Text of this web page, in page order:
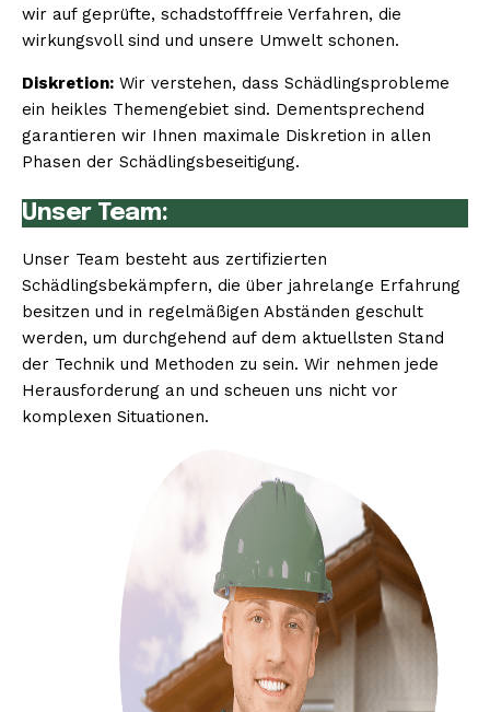
wir auf geprüfte, schadstofffreie Verfahren, die
wirkungsvoll sind und unsere Umwelt schonen.
Diskretion: Wir verstehen, dass Schädlingsprobleme
ein heikles Themengebiet sind. Dementsprechend
garantieren wir Ihnen maximale Diskretion in allen
Phasen der Schädlingsbeseitigung.
Unser Team:
Unser Team besteht aus zertifizierten
Schädlingsbekämpfern, die über jahrelange Erfahrung
besitzen und in regelmäßigen Abständen geschult
werden, um durchgehend auf dem aktuellsten Stand
der Technik und Methoden zu sein. Wir nehmen jede
Herausforderung an und scheuen uns nicht vor
komplexen Situationen.